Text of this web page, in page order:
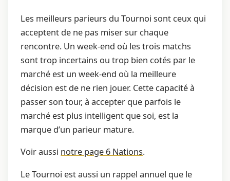
Les meilleurs parieurs du Tournoi sont ceux qui
acceptent de ne pas miser sur chaque
rencontre. Un week-end où les trois matchs
sont trop incertains ou trop bien cotés par le
marché est un week-end où la meilleure
décision est de ne rien jouer. Cette capacité à
passer son tour, à accepter que parfois le
marché est plus intelligent que soi, est la
marque d’un parieur mature.
Voir aussi notre page 6 Nations.
Le Tournoi est aussi un rappel annuel que le